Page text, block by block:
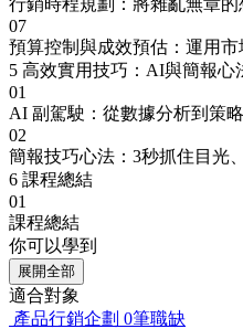
07
預算控制與成效預估：運用
5 高效實用技巧：AI與簡報心
01
AI 副駕駛：從數據分析到策
02
簡報技巧心法：3秒抓住目光
6 課程總結
01
課程總結
你可以學到
展開全部
適合對象
產品行銷企劃 0筆職缺